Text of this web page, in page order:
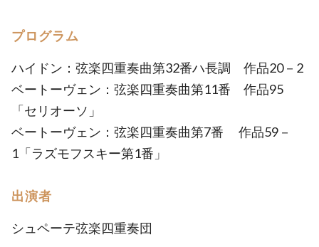
プログラム
ハイドン：弦楽四重奏曲第32番ハ長調 作品20－2
ベートーヴェン：弦楽四重奏曲第11番 作品95
「セリオーソ」
ベートーヴェン：弦楽四重奏曲第7番 作品59－
1「ラズモフスキー第1番」
出演者
シュペーテ弦楽四重奏団